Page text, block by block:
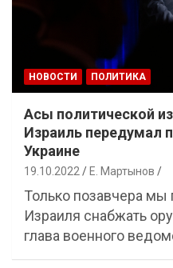
НОВОСТИ ПОЛИТИКА
Асы политической
Израиль передумал
Украине
19.10.2022 Е. Мартынов
Только позавчера мы
Израиля снабжать
глава военного